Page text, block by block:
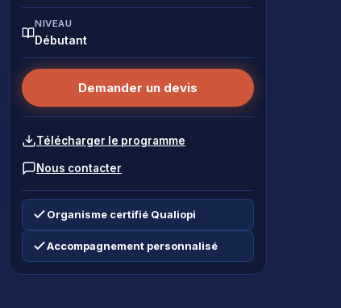
NIVEAU
Débutant
Demander un devis
Télécharger le programme
Nous contacter
Organisme certifié Qualiopi
Accompagnement personnalisé